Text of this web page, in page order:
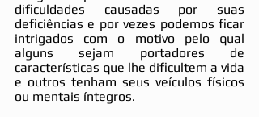
dificuldades causadas por suas
deficiências e por vezes podemos ficar
intrigados com o motivo pelo qual
alguns sejam portadores de
características que lhe dificultem a vida
e outros tenham seus veículos físicos
ou mentais íntegros.